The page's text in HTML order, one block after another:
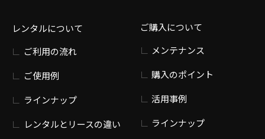
レンタルについて
ご利用の流れ
ご使用例
ラインナップ
レンタルとリースの違い
ご購入について
メンテナンス
購入のポイント
活用事例
ラインナップ